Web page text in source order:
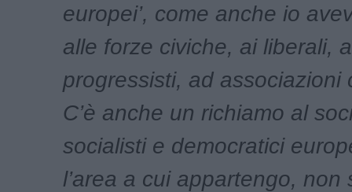
europei’, come anche io
alle forze civiche, ai liberali,
progressisti, ad associazioni
C’è anche un richiamo al
socialisti e democratici
l’area a cui appartengo, non